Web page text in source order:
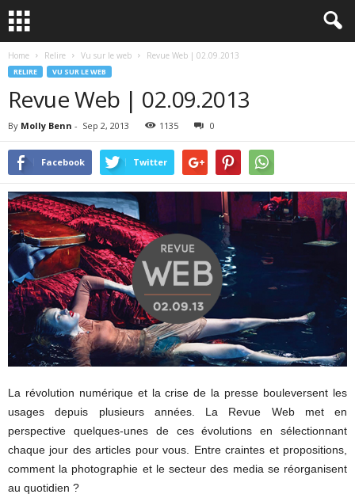
Home Relire Vu sur le web Revue Web | 02.09.2013
RELIRE VU SUR LE WEB
Revue Web | 02.09.2013
By Molly Benn - Sep 2, 2013 1135 0
Facebook Twitter
La révolution numérique et la crise de la presse bouleversent les
usages depuis plusieurs années. La Revue Web met en
perspective quelques-unes de ces évolutions en sélectionnant
chaque jour des articles pour vous. Entre craintes et propositions,
comment la photographie et le secteur des media se réorganisent
au quotidien ?